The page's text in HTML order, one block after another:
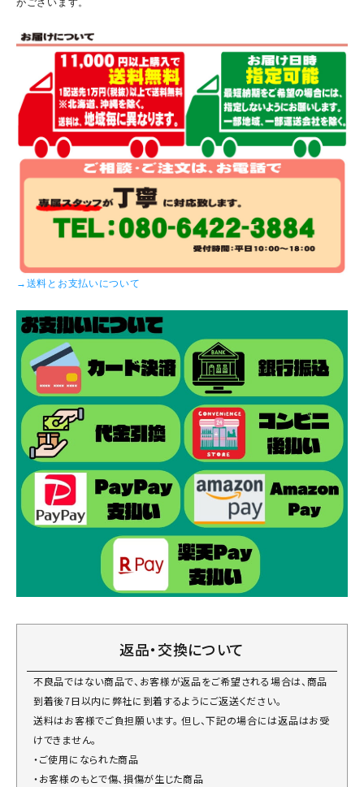
がございます。
→送料とお支払いについて
返品・交換について
不良品ではない商品で、お客様が返品をご希望される場合は、商品
到着後7日以内に弊社に到着するようにご返送ください。
送料はお客様でご負担願います。 但し、下記の場合には返品はお受
けできません。
・ご使用になられた商品
・お客様のもとで傷、損傷が生じた商品